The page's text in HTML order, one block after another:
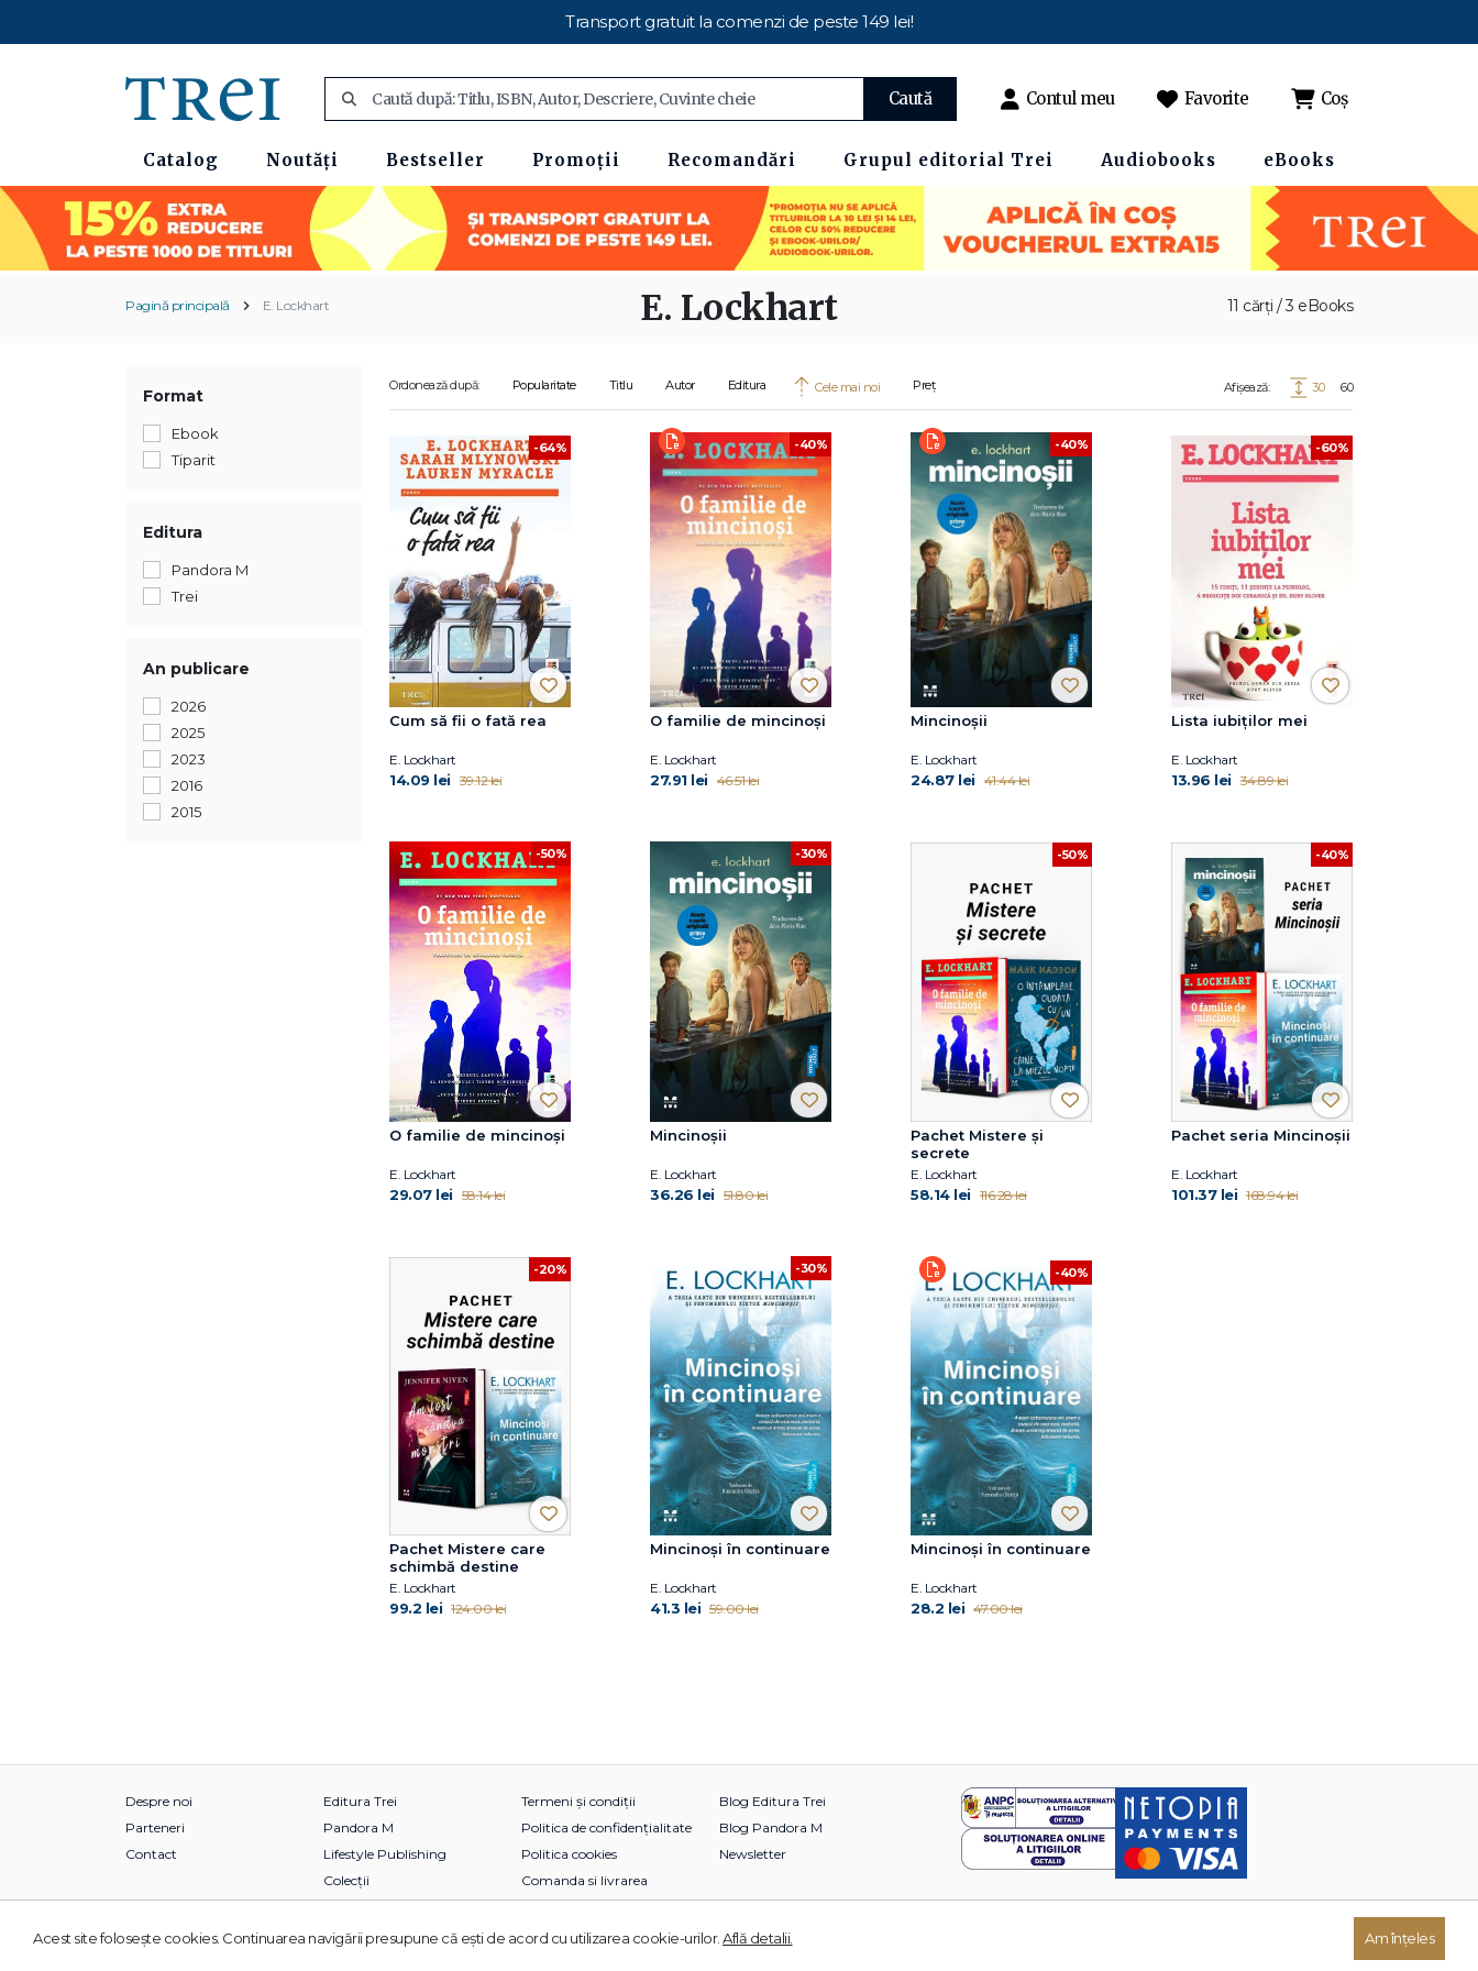
Transport gratuit la comenzi de peste 149 lei!
Caută Contul meu Favorite Coș
Catalog Noutăți Bestseller Promoții Recomandări Grupul editorial Trei Audiobooks eBooks
Pagină principală E. Lockhart 11 cărți / 3 eBooks
E. Lockhart
Format
Ebook
Tiparit
Editura
Pandora M
Trei
An publicare
2026
2025
2023
2016
2015
Ordonează după: Popularitate Titlu Autor Editura Cele mai noi Preț Afișează: 30 60
-64%
Cum să fii o fată rea
E. Lockhart
14.09 lei 39.12 lei
-40%
O familie de mincinoși
E. Lockhart
27.91 lei 46.51 lei
-40%
Mincinoşii
E. Lockhart
24.87 lei 41.44 lei
-60%
Lista iubiţilor mei
E. Lockhart
13.96 lei 34.89 lei
-50%
O familie de mincinoși
E. Lockhart
29.07 lei 58.14 lei
-30%
Mincinoşii
E. Lockhart
36.26 lei 51.80 lei
-50%
Pachet Mistere și
secrete
E. Lockhart
58.14 lei 116.28 lei
-40%
Pachet seria Mincinoșii
E. Lockhart
101.37 lei 168.94 lei
-20%
Pachet Mistere care
schimbă destine
E. Lockhart
99.2 lei 124.00 lei
-30%
Mincinoși în continuare
E. Lockhart
41.3 lei 59.00 lei
-40%
Mincinoși în continuare
E. Lockhart
28.2 lei 47.00 lei
Despre noi
Parteneri
Contact
Editura Trei
Pandora M
Lifestyle Publishing
Colecții
Termeni și condiții
Politica de confidențialitate
Politica cookies
Comanda si livrarea
Blog Editura Trei
Blog Pandora M
Newsletter
© 2026 Grupul Editorial TREI. Toate drepturile rezervate.
Acest site foloseşte cookies. Continuarea navigării presupune că eşti de acord cu utilizarea cookie-urilor. Află detalii. Am înțeles